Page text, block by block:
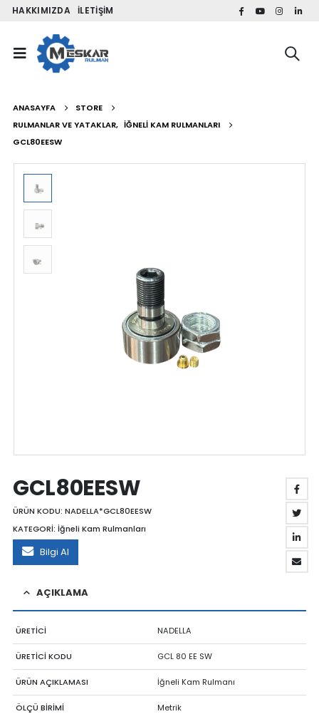
HAKKIMIZDA İLETIŞIM
ANASAYFA
STORE
RULMANLAR VE YATAKLAR, İĞNELI KAM RULMANLARI
GCL80EESW
GCL80EESW
ÜRÜN KODU: NADELLA*GCL80EESW
KATEGORİ: İğneli Kam Rulmanları
Bilgi Al
AÇIKLAMA
ÜRETİCİ NADELLA
ÜRETİCİ KODU GCL 80 EE SW
ÜRÜN AÇIKLAMASI İğneli Kam Rulmanı
ÖLÇÜ BİRİMİ Metrik